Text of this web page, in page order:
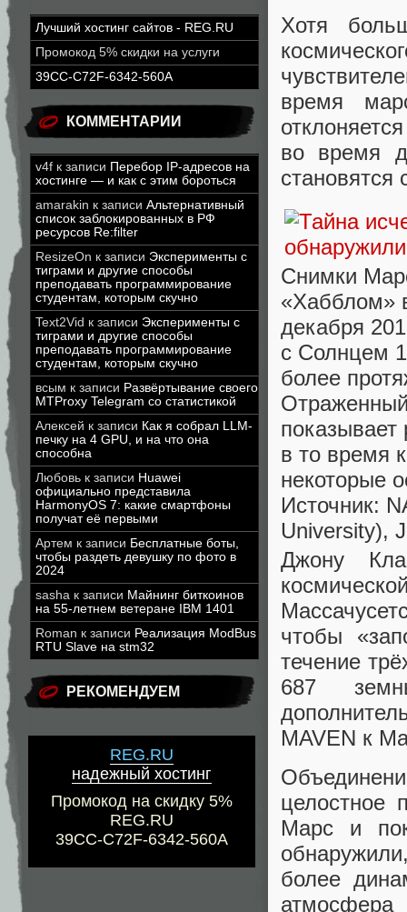
Лучший хостинг сайтов - REG.RU
Промокод 5% скидки на услуги
39CC-C72F-6342-560A
КОММЕНТАРИИ
v4f к записи Перебор IP-адресов на
хостинге — и как с этим бороться
amarakin к записи Альтернативный
список заблокированных в РФ
ресурсов Re:filter
ResizeOn к записи Эксперименты с
тиграми и другие способы
преподавать программирование
студентам, которым скучно
Text2Vid к записи Эксперименты с
тиграми и другие способы
преподавать программирование
студентам, которым скучно
всым к записи Развёртывание своего
MTProxy Telegram со статистикой
Алексей к записи Как я собрал LLM-
печку на 4 GPU, и на что она
способна
Любовь к записи Huawei
официально представила
HarmonyOS 7: какие смартфоны
получат её первыми
Артем к записи Бесплатные боты,
чтобы раздеть девушку по фото в
2024
sasha к записи Майнинг биткоинов
на 55-летнем ветеране IBM 1401
Roman к записи Реализация ModBus
RTU Slave на stm32
РЕКОМЕНДУЕМ
REG.RU
надежный хостинг
Промокод на скидку 5%
REG.RU
39CC-C72F-6342-560A
Хотя
время
во время
Снимки
«Хабблом»
декабря
с Солнцем
более
в то время
некоторые
Источник:
University),
Джону
чтобы
течение
687
MAVEN к
целостное
Марс и
более
атмосфера